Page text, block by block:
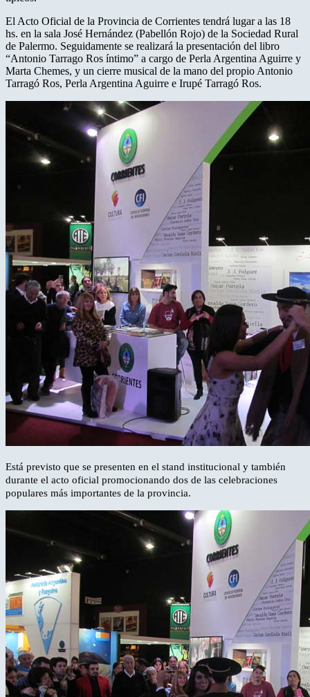
El Acto Oficial de la Provincia de Corrientes tendrá lugar a las 18
hs. en la sala José Hernández (Pabellón Rojo) de la Sociedad Rural
de Palermo. Seguidamente se realizará la presentación del libro
“Antonio Tarrago Ros íntimo” a cargo de Perla Argentina Aguirre y
Marta Chemes, y un cierre musical de la mano del propio Antonio
Tarragó Ros, Perla Argentina Aguirre e Irupé Tarragó Ros.
Está previsto que se presenten en el stand institucional y también
durante el acto oficial promocionando dos de las celebraciones
populares más importantes de la provincia.